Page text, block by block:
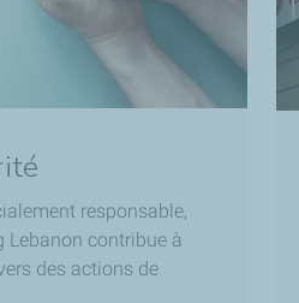
responsable,
Lebanon contribue à
des actions de